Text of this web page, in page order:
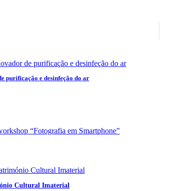
purificação e desinfeção do ar
Cultural Imaterial